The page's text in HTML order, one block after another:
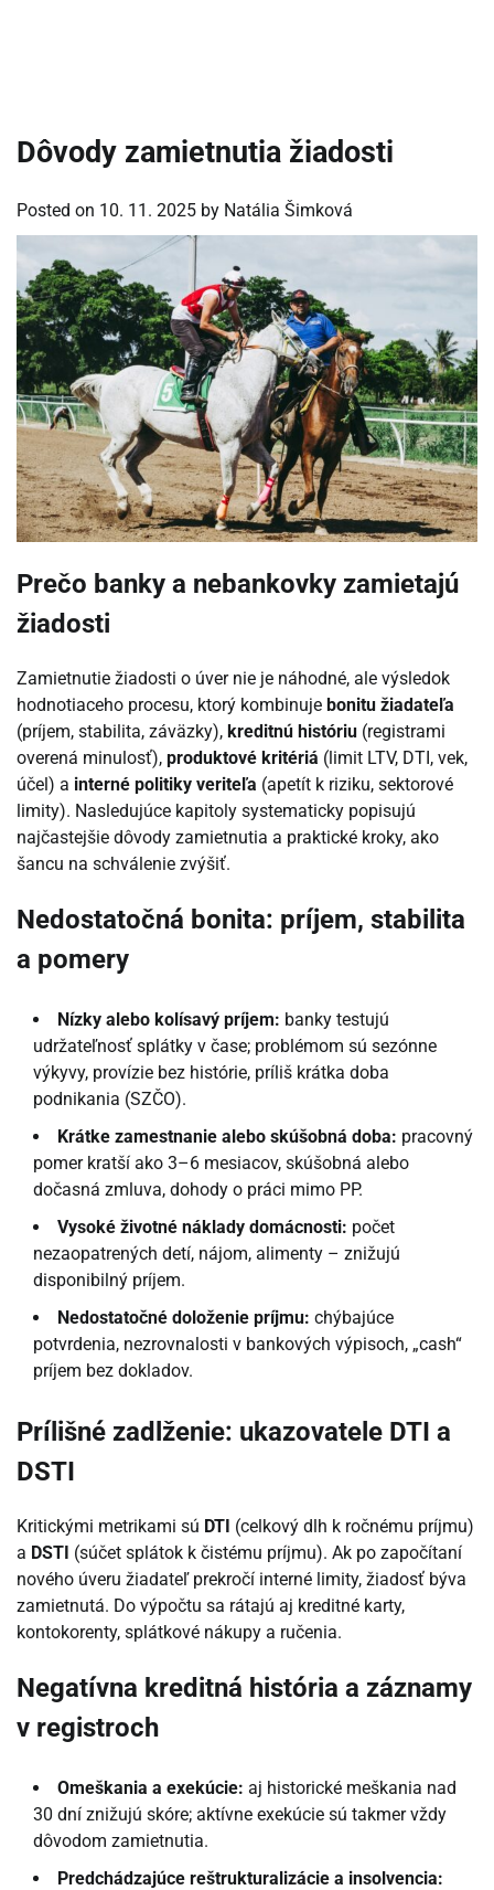
Dôvody zamietnutia žiadosti
Posted on 10. 11. 2025 by Natália Šimková
Prečo banky a nebankovky zamietajú
žiadosti
Zamietnutie žiadosti o úver nie je náhodné, ale výsledok
hodnotiaceho procesu, ktorý kombinuje bonitu žiadateľa
(príjem, stabilita, záväzky), kreditnú históriu (registrami
overená minulosť), produktové kritériá (limit LTV, DTI, vek,
účel) a interné politiky veriteľa (apetít k riziku, sektorové
limity). Nasledujúce kapitoly systematicky popisujú
najčastejšie dôvody zamietnutia a praktické kroky, ako
šancu na schválenie zvýšiť.
Nedostatočná bonita: príjem, stabilita
a pomery
Nízky alebo kolísavý príjem: banky testujú
udržateľnosť splátky v čase; problémom sú sezónne
výkyvy, provízie bez histórie, príliš krátka doba
podnikania (SZČO).
Krátke zamestnanie alebo skúšobná doba: pracovný
pomer kratší ako 3–6 mesiacov, skúšobná alebo
dočasná zmluva, dohody o práci mimo PP.
Vysoké životné náklady domácnosti: počet
nezaopatrených detí, nájom, alimenty – znižujú
disponibilný príjem.
Nedostatočné doloženie príjmu: chýbajúce
potvrdenia, nezrovnalosti v bankových výpisoch, „cash“
príjem bez dokladov.
Prílišné zadlženie: ukazovatele DTI a
DSTI
Kritickými metrikami sú DTI (celkový dlh k ročnému príjmu)
a DSTI (súčet splátok k čistému príjmu). Ak po započítaní
nového úveru žiadateľ prekročí interné limity, žiadosť býva
zamietnutá. Do výpočtu sa rátajú aj kreditné karty,
kontokorenty, splátkové nákupy a ručenia.
Negatívna kreditná história a záznamy
v registroch
Omeškania a exekúcie: aj historické meškania nad
30 dní znižujú skóre; aktívne exekúcie sú takmer vždy
dôvodom zamietnutia.
Predchádzajúce reštrukturalizácie a insolvencia: